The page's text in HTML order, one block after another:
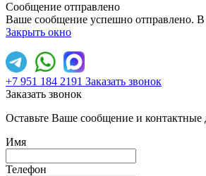
Сообщение отправлено
Ваше сообщение успешно отправлено.
Закрыть окно
+7 951 184 2191 Заказать звонок
Заказать звонок
Оставьте Ваше сообщение и
Имя
Телефон